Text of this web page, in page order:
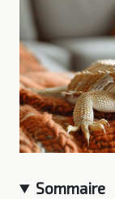
Sommaire